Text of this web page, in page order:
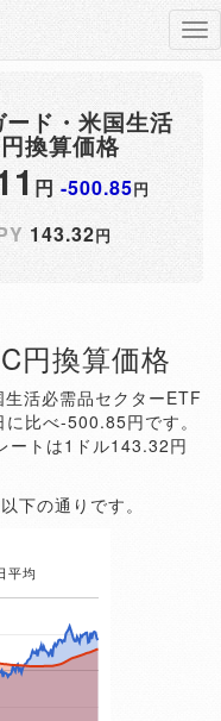
ド・米国生活
換算価格
円 -500.85円
143.32円
円換算価格
活必需品セクターETF
比べ-500.85円です。
ートは1ドル143.32円
下の通りです。
平均